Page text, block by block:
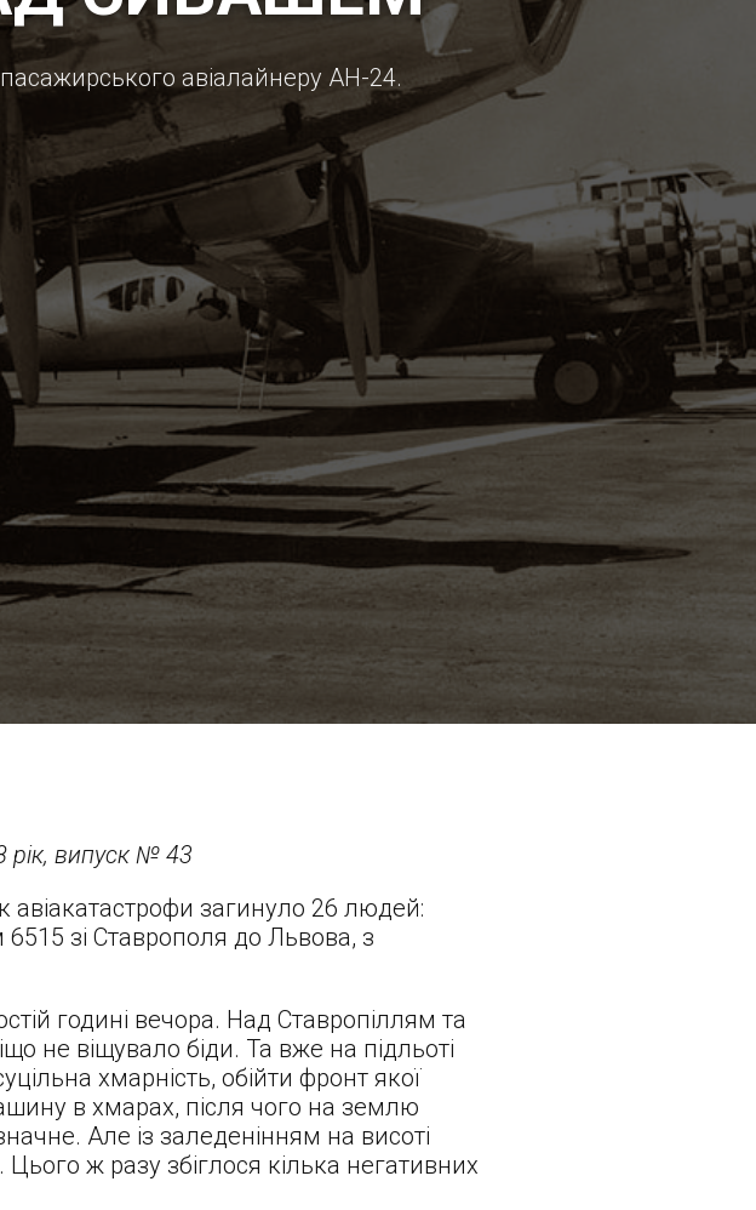
авіалайнеру АН-24.
рік, випуск № 43
авіакатастрофи загинуло 26 людей:
зі Ставрополя до Львова, з
годині вечора. Над Ставропіллям та
не віщувало біди. Та вже на підльоті
хмарність, обійти фронт якої
в хмарах, після чого на землю
Але із заледенінням на висоті
ж разу збіглося кілька негативних